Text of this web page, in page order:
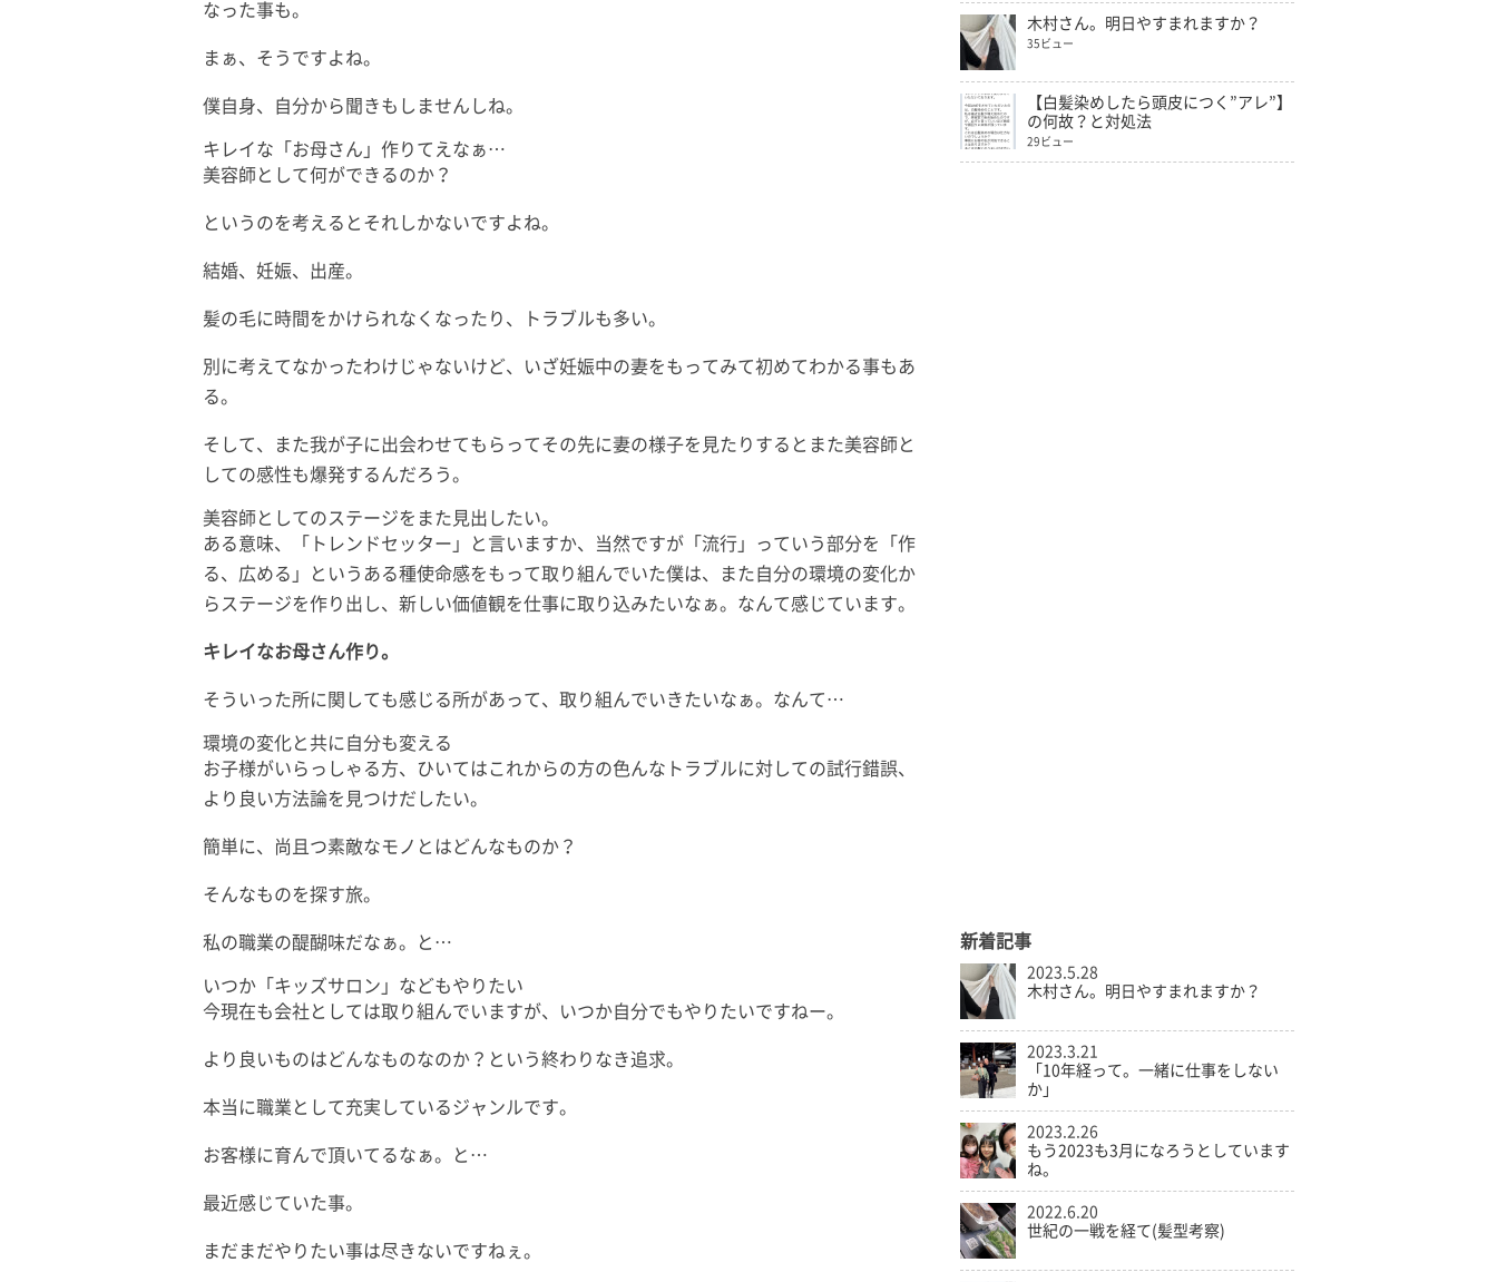
なった事も。
まぁ、そうですよね。
僕自身、自分から聞きもしませんしね。
キレイな「お母さん」作りてえなぁ…
美容師として何ができるのか？
というのを考えるとそれしかないですよね。
結婚、妊娠、出産。
髪の毛に時間をかけられなくなったり、トラブルも多い。
別に考えてなかったわけじゃないけど、いざ妊娠中の妻をもってみて初めてわかる事もあ
る。
そして、また我が子に出会わせてもらってその先に妻の様子を見たりするとまた美容師と
しての感性も爆発するんだろう。
美容師としてのステージをまた見出したい。
ある意味、「トレンドセッター」と言いますか、当然ですが「流行」っていう部分を「作
る、広める」というある種使命感をもって取り組んでいた僕は、また自分の環境の変化か
らステージを作り出し、新しい価値観を仕事に取り込みたいなぁ。なんて感じています。
キレイなお母さん作り。
そういった所に関しても感じる所があって、取り組んでいきたいなぁ。なんて…
環境の変化と共に自分も変える
お子様がいらっしゃる方、ひいてはこれからの方の色んなトラブルに対しての試行錯誤、
より良い方法論を見つけだしたい。
簡単に、尚且つ素敵なモノとはどんなものか？
そんなものを探す旅。
私の職業の醍醐味だなぁ。と…
いつか「キッズサロン」などもやりたい
今現在も会社としては取り組んでいますが、いつか自分でもやりたいですねー。
より良いものはどんなものなのか？という終わりなき追求。
本当に職業として充実しているジャンルです。
お客様に育んで頂いてるなぁ。と…
最近感じていた事。
まだまだやりたい事は尽きないですねぇ。
木村さん。明日やすまれますか？
35ビュー
【白髪染めしたら頭皮につく”アレ”】
の何故？と対処法
29ビュー
新着記事
2023.5.28
木村さん。明日やすまれますか？
2023.3.21
「10年経って。一緒に仕事をしない
か」
2023.2.26
もう2023も3月になろうとしています
ね。
2022.6.20
世紀の一戦を経て(髪型考察)